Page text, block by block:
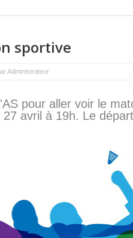
sportive
Administrateur
pour aller voir le
27 avril à 19h. Le